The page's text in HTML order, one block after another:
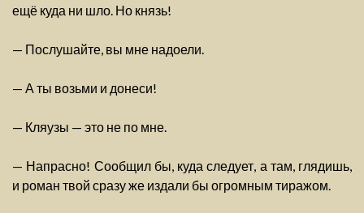
ещё куда ни шло. Но князь!
— Послушайте, вы мне надоели.
— А ты возьми и донеси!
— Кляузы — это не по мне.
— Напрасно! Сообщил бы, куда следует, а там, глядишь,
и роман твой сразу же издали бы огромным тиражом.